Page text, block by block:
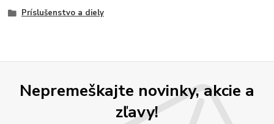
Príslušenstvo a diely
Nepremeškajte novinky, akcie a
zľavy!